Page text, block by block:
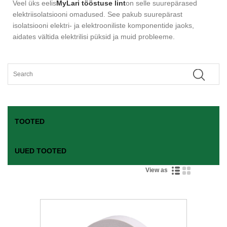
Veel üks eelisMyLari tööstuse linton selle suurepärased
elektriisolatsiooni omadused. See pakub suurepärast
isolatsiooni elektri- ja elektrooniliste komponentide jaoks,
aidates vältida elektrilisi püksid ja muid probleeme.
TOOTED
UUED TOOTED
View as